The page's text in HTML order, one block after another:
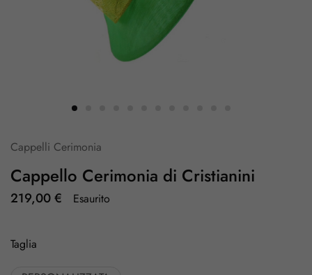
Cappelli Cerimonia
Cappello Cerimonia di Cristianini
219,00€ Esaurito
Taglia